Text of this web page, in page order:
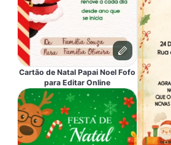
Cartão de Natal Papai Noel Fofo
para Editar Online